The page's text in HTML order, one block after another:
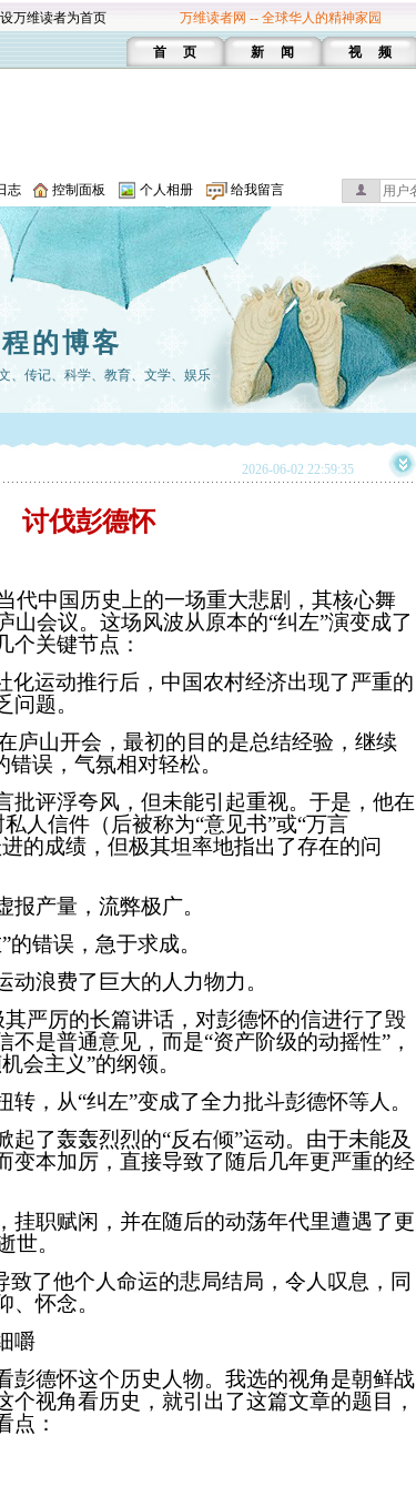
设万维读者为首页 万维读者网 -- 全球华人的精神家园
首 页 新 闻 视 频
志 控制面板 个人相册 给我留言
的博客
、传记、科学、教育、文学、娱乐
2026-06-02 22:59:35
讨伐彭德怀
代中国历史上的一场重大悲剧，其核心舞
山会议。这场风波从原本的“纠左”演变成了
个关键节点：
化运动推行后，中国农村经济出现了严重的
题。
庐山开会，最初的目的是总结经验，继续
错误，气氛相对轻松。
批评浮夸风，但未能引起重视。于是，他在
人信件（后被称为“意见书”或“万言
的成绩，但极其坦率地指出了存在的问
产量，流弊极广。
”的错误，急于求成。
动浪费了巨大的人力物力。
其严厉的长篇讲话，对彭德怀的信进行了毁
不是普通意见，而是“资产阶级的动摇性”，
会主义”的纲领。
转，从“纠左”变成了全力批斗彭德怀等人。
起了轰轰烈烈的“反右倾”运动。由于未能及
变本加厉，直接导致了随后几年更严重的经
挂职赋闲，并在随后的动荡年代里遭遇了更
世。
致了他个人命运的悲局结局，令人叹息，同
、怀念。
嚼
彭德怀这个历史人物。我选的视角是朝鲜战
个视角看历史，就引出了这篇文章的题目，
点：